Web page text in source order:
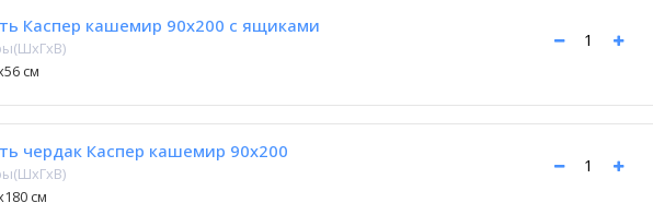
Каспер кашемир 90х200 с ящиками
см
чердак Каспер кашемир 90х200
см